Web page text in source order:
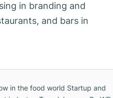
in branding and
and bars in
in the food world Startup and